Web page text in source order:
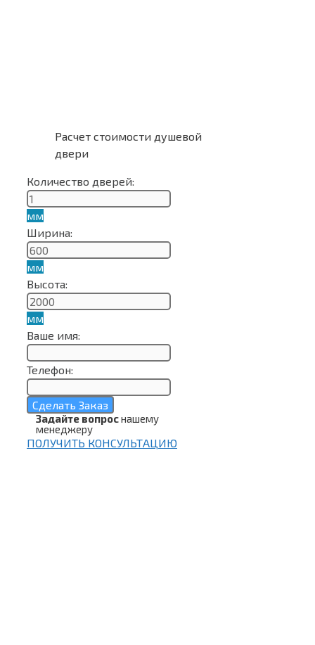
Расчет стоимости душевой
двери
Количество дверей:
мм
Ширина:
мм
Высота:
мм
Ваше имя:
Телефон:
Сделать Заказ
Задайте вопроснашему
менеджеру
ПОЛУЧИТЬ КОНСУЛЬТАЦИЮ